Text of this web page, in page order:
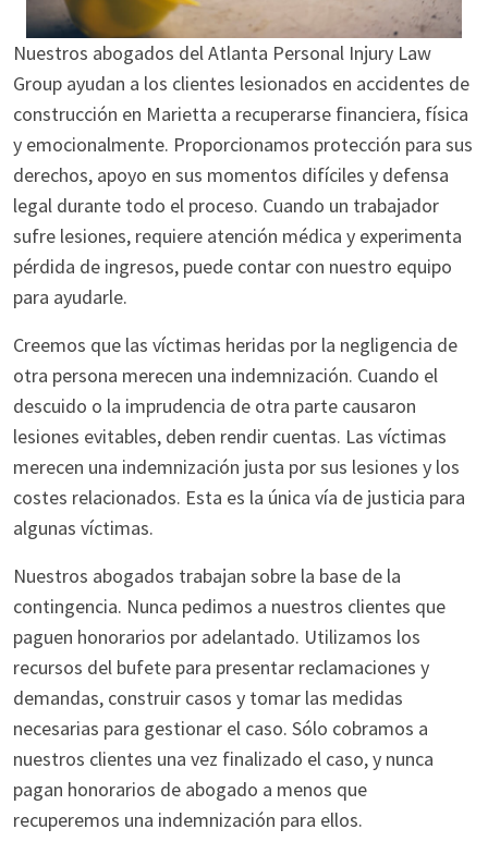
Nuestros abogados del Atlanta Personal Injury Law
Group ayudan a los clientes lesionados en accidentes de
construcción en Marietta a recuperarse financiera, física
y emocionalmente. Proporcionamos protección para sus
derechos, apoyo en sus momentos difíciles y defensa
legal durante todo el proceso. Cuando un trabajador
sufre lesiones, requiere atención médica y experimenta
pérdida de ingresos, puede contar con nuestro equipo
para ayudarle.
Creemos que las víctimas heridas por la negligencia de
otra persona merecen una indemnización. Cuando el
descuido o la imprudencia de otra parte causaron
lesiones evitables, deben rendir cuentas. Las víctimas
merecen una indemnización justa por sus lesiones y los
costes relacionados. Esta es la única vía de justicia para
algunas víctimas.
Nuestros abogados trabajan sobre la base de la
contingencia. Nunca pedimos a nuestros clientes que
paguen honorarios por adelantado. Utilizamos los
recursos del bufete para presentar reclamaciones y
demandas, construir casos y tomar las medidas
necesarias para gestionar el caso. Sólo cobramos a
nuestros clientes una vez finalizado el caso, y nunca
pagan honorarios de abogado a menos que
recuperemos una indemnización para ellos.